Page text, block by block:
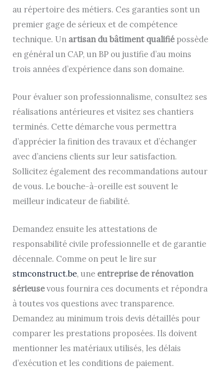
au répertoire des métiers. Ces garanties sont un
premier gage de sérieux et de compétence
technique. Un artisan du bâtiment qualifiépossède
en général un CAP, un BP ou justifie d’au moins
trois années d’expérience dans son domaine.
Pour évaluer son professionnalisme, consultez ses
réalisations antérieures et visitez ses chantiers
terminés. Cette démarche vous permettra
d’apprécier la finition des travaux et d’échanger
avec d’anciens clients sur leur satisfaction.
Sollicitez également des recommandations autour
de vous. Le bouche-à-oreille est souvent le
meilleur indicateur de fiabilité.
Demandez ensuite les attestations de
responsabilité civile professionnelle et de garantie
décennale. Comme on peut le lire sur
stmconstruct.be, une entreprise de rénovation
sérieusevous fournira ces documents et répondra
à toutes vos questions avec transparence.
Demandez au minimum trois devis détaillés pour
comparer les prestations proposées. Ils doivent
mentionner les matériaux utilisés, les délais
d’exécution et les conditions de paiement.